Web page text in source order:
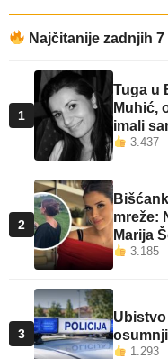
Najčitanije zadnjih 7
1
Tuga u
Muhić,
imali
3.437
2
mreže:
Marija
3.185
3